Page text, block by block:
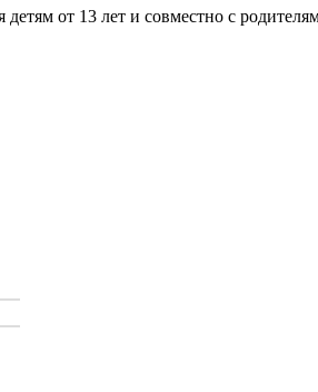
детям от 13 лет и совместно с